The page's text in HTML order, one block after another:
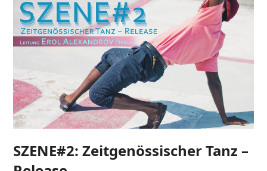
SZENE#2: Zeitgenössischer Tanz –